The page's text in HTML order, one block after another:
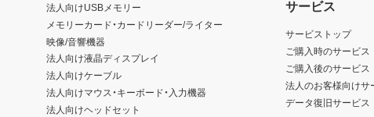
法人向けUSBメモリー
メモリーカード・カードリーダー/ライター
映像/音響機器
法人向け液晶ディスプレイ
法人向けケーブル
法人向けマウス・キーボード・入力機器
法人向けヘッドセット
サービス
サービストップ
ご購入時のサービス
ご購入後のサービス
法人のお客様向けサ
データ復旧サービス